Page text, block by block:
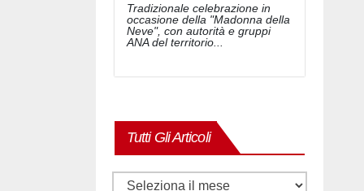
Tradizionale celebrazione in
occasione della "Madonna della
Neve", con autorità e gruppi
ANA del territorio...
Tutti Gli Articoli
Tutti